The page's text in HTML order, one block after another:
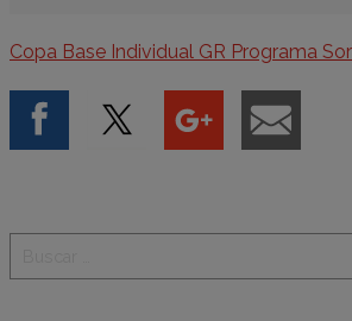
Copa Base Individual GR Programa